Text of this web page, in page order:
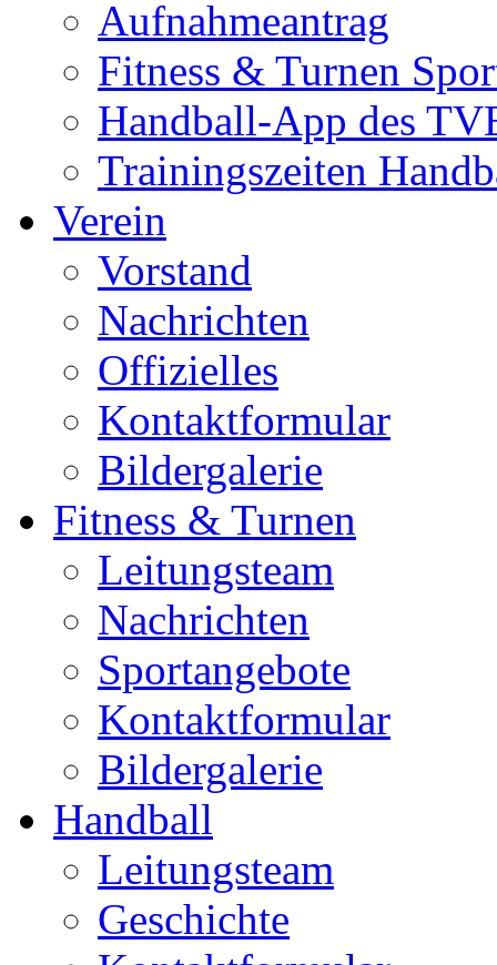
Aufnahmeantrag
Fitness & Turnen
Handball-App des
Trainingszeiten
Verein
Vorstand
Nachrichten
Offizielles
Kontaktformular
Bildergalerie
Fitness & Turnen
Leitungsteam
Nachrichten
Sportangebote
Kontaktformular
Bildergalerie
Handball
Leitungsteam
Geschichte